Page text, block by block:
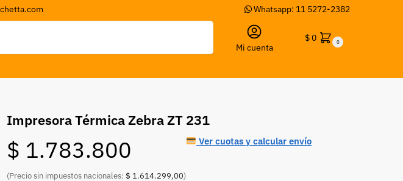
Whatsapp: 11 5272-2382
Mi cuenta
$0 0
Impresora Térmica Zebra ZT 231
$ 1.783.800
(Precio sin impuestos nacionales: $ 1.614.299,00)
Ver cuotas y calcular envío